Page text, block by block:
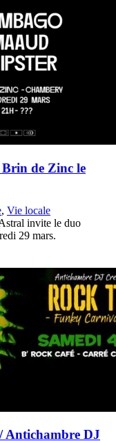
de Zinc le
, Vie locale
invite le duo
29 mars.
Antichambre DJ